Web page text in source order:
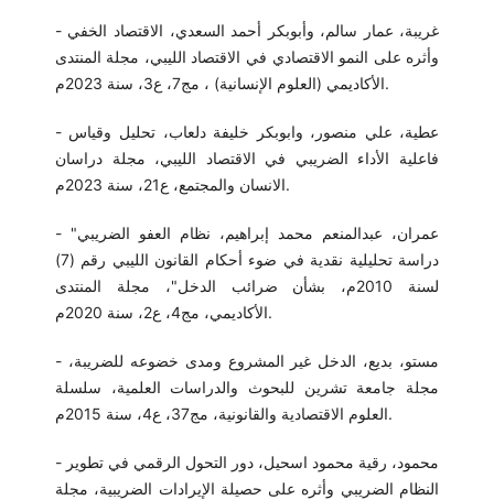
- غريبة، عمار سالم، وأبوبكر أحمد السعدي، الاقتصاد الخفي
وأثره على النمو الاقتصادي في الاقتصاد الليبي، مجلة المنتدى
الأكاديمي (العلوم الإنسانية) ، مج7، ع3، سنة 2023م.
- عطية، علي منصور، وابوبكر خليفة دلعاب، تحليل وقياس
فاعلية الأداء الضريبي في الاقتصاد الليبي، مجلة دراسان
الانسان والمجتمع، ع21، سنة 2023م.
- عمران، عبدالمنعم محمد إبراهيم، نظام العفو الضريبي"
دراسة تحليلية نقدية في ضوء أحكام القانون الليبي رقم (7)
لسنة 2010م، بشأن ضرائب الدخل"، مجلة المنتدى
الأكاديمي، مج4، ع2، سنة 2020م.
- مستو، بديع، الدخل غير المشروع ومدى خضوعه للضريبة،
مجلة جامعة تشرين للبحوث والدراسات العلمية، سلسلة
العلوم الاقتصادية والقانونية، مج37، ع4، سنة 2015م.
- محمود، رقية محمود اسحيل، دور التحول الرقمي في تطوير
النظام الضريبي وأثره على حصيلة الإيرادات الضريبية، مجلة